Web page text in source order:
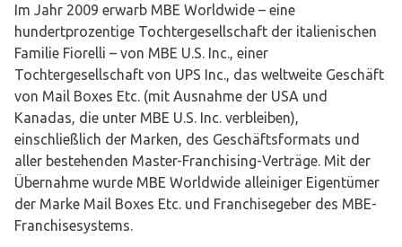
Im Jahr 2009 erwarb MBE Worldwide – eine
hundertprozentige Tochtergesellschaft der italienischen
Familie Fiorelli – von MBE U.S. Inc., einer
Tochtergesellschaft von UPS Inc., das weltweite Geschäft
von Mail Boxes Etc. (mit Ausnahme der USA und
Kanadas, die unter MBE U.S. Inc. verbleiben),
einschließlich der Marken, des Geschäftsformats und
aller bestehenden Master-Franchising-Verträge. Mit der
Übernahme wurde MBE Worldwide alleiniger Eigentümer
der Marke Mail Boxes Etc. und Franchisegeber des MBE-
Franchisesystems.